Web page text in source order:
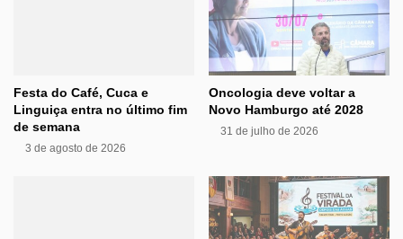
Festa do Café, Cuca e
Linguiça entra no último fim
de semana
3 de agosto de 2026
Oncologia deve voltar a
Novo Hamburgo até 2028
31 de julho de 2026